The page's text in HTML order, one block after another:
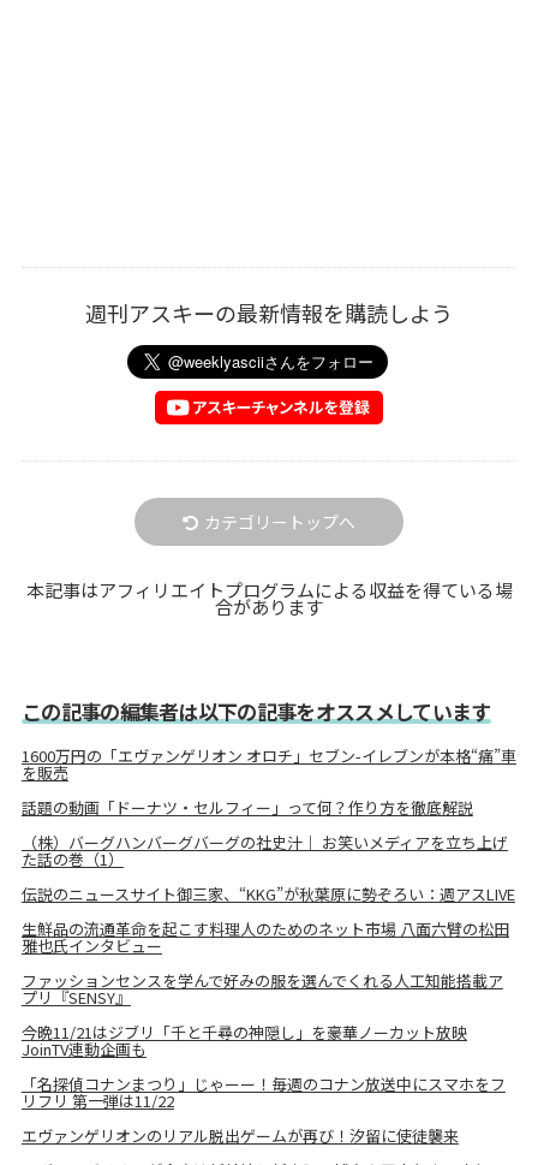
週刊アスキーの最新情報を購読しよう
カテゴリートップへ
本記事はアフィリエイトプログラムによる収益を得ている場
合があります
この記事の編集者は以下の記事をオススメしています
1600万円の「エヴァンゲリオン オロチ」セブン-イレブンが本格“痛”車
を販売
話題の動画「ドーナツ・セルフィー」って何？作り方を徹底解説
（株）バーグハンバーグバーグの社史汁｜ お笑いメディアを立ち上げ
た話の巻（1）
伝説のニュースサイト御三家、“KKG”が秋葉原に勢ぞろい：週アスLIVE
生鮮品の流通革命を起こす料理人のためのネット市場 八面六臂の松田
雅也氏インタビュー
ファッションセンスを学んで好みの服を選んでくれる人工知能搭載ア
プリ『SENSY』
今晩11/21はジブリ「千と千尋の神隠し」を豪華ノーカット放映
JoinTV連動企画も
「名探偵コナンまつり」じゃーー！毎週のコナン放送中にスマホをフ
リフリ 第一弾は11/22
エヴァンゲリオンのリアル脱出ゲームが再び！汐留に使徒襲来